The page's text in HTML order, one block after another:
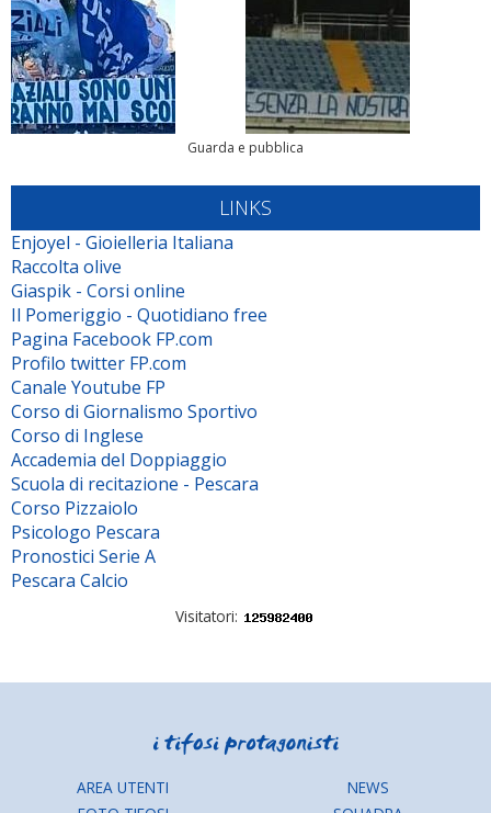
Guarda e pubblica
LINKS
Enjoyel - Gioielleria Italiana
Raccolta olive
Giaspik - Corsi online
Il Pomeriggio - Quotidiano free
Pagina Facebook FP.com
Profilo twitter FP.com
Canale Youtube FP
Corso di Giornalismo Sportivo
Corso di Inglese
Accademia del Doppiaggio
Scuola di recitazione - Pescara
Corso Pizzaiolo
Psicologo Pescara
Pronostici Serie A
Pescara Calcio
Visitatori:
AREA UTENTI
NEWS